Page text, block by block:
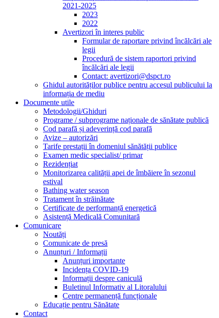
2021-2025
2023
2022
Avertizori în interes public
Formular de raportare privind încălcări ale
legii
Procedură de sistem raportori privind
încălcări ale legii
Contact: avertizori@dspct.ro
Ghidul autorităților publice pentru accesul publicului la
informația de mediu
Documente utile
Metodologii/Ghiduri
Programe / subprograme naționale de sănătate publică
Cod parafă și adeverință cod parafă
Avize – autorizări
Tarife prestații în domeniul sănătății publice
Examen medic specialist/ primar
Rezidențiat
Monitorizarea calității apei de îmbăiere în sezonul
estival
Bathing water season
Tratament în străinătate
Certificate de performanță energetică
Asistență Medicală Comunitară
Comunicare
Noutăți
Comunicate de presă
Anunțuri / Informații
Anunțuri importante
Incidența COVID-19
Informații despre caniculă
Buletinul Informativ al Litoralului
Centre permanență funcționale
Educație pentru Sănătate
Contact